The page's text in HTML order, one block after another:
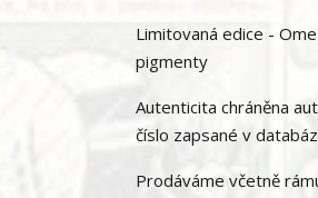
Limitovaná edice -
pigmenty
Autenticita chráněna
číslo zapsané v
Prodáváme včetně